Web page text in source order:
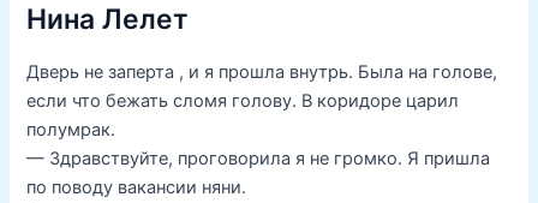
Нина Лелет
Дверь не заперта , и я прошла внутрь. Была на голове,
если что бежать сломя голову. В коридоре царил
полумрак.
— Здравствуйте, проговорила я не громко. Я пришла
по поводу вакансии няни.